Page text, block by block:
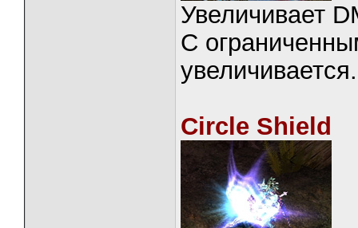
Увеличивает
С
увеличивается.
Circle Shield